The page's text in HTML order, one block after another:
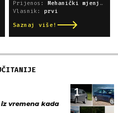
Prijenos: Mehanički mjenjač
Vlasnik: prvi
Saznaj više!
1
vremena kada